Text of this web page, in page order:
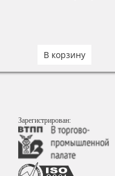
В корзину
Зарегистрирован: